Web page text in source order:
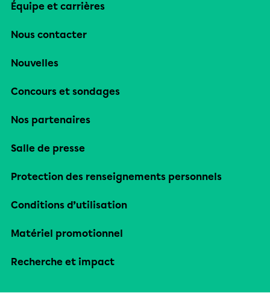
Équipe et carrières
Nous contacter
Nouvelles
Concours et sondages
Nos partenaires
Salle de presse
Protection des renseignements personnels
Conditions d’utilisation
Matériel promotionnel
Recherche et impact